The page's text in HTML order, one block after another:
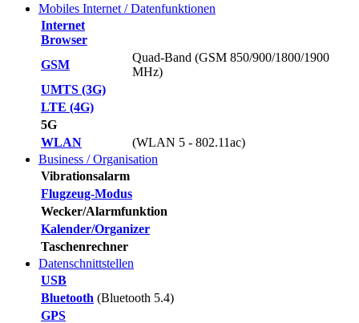
Mobiles Internet / Datenfunktionen
Internet
Browser
GSM
Quad-Band (GSM 850/900/1800/1900
MHz)
UMTS (3G)
LTE (4G)
5G
WLAN
(WLAN 5 - 802.11ac)
Business / Organisation
Vibrationsalarm
Flugzeug-Modus
Wecker/Alarmfunktion
Kalender/Organizer
Taschenrechner
Datenschnittstellen
USB
Bluetooth (Bluetooth 5.4)
GPS